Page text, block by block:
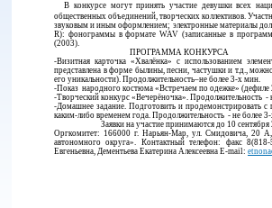
В конкурсе могут принять участие девушки всех
общественных объединений, творческих коллективов.
звуковым и иным оформлением; электронные материалы
R): фонограммы в формате WAV (записанные в
(2003).
ПРОГРАММА КОНКУРСА
-Визитная карточка «Хвалёнка» с использованием
представлена в форме былины, песни, частушки и т.д.,
его уникальности). Продолжительность–не более 3-х мин.
-Показ народного костюма «Встречаем по одежке» (дефиле
-Творческий конкурс «Вечерёночка». Продолжительность -
-Домашнее задание. Подготовить и продемонстрировать
каким-либо временем года. Продолжительность - не более
Заявки на участие принимаются до 10 сентября
Оргкомитет: 166000 г. Нарьян-Мар, ул. Смидовича, 20
автономного округа». Контактный телефон: факс
Евгеньевна, Дементьева Екатерина Алексеевна E-mail: